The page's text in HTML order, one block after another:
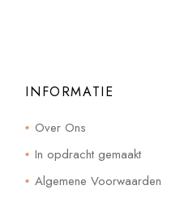
INFORMATIE
Over Ons
In opdracht gemaakt
Algemene Voorwaarden